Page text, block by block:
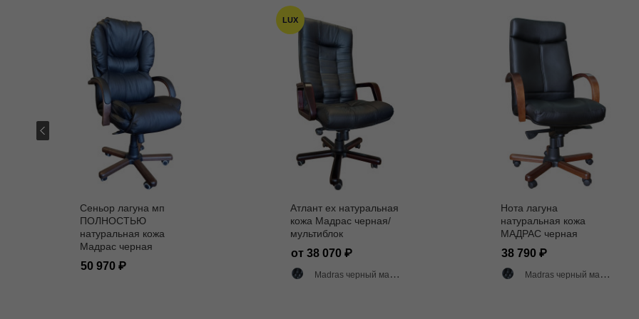
Сеньор лагуна мп
ПОЛНОСТЬЮ
натуральная кожа
Мадрас черная
50 970
LUX
Атлант ех натуральная
кожа Мадрас черная/
мультиблок
от 38 070
Madras черный матовый
Нота лагуна
натуральная кожа
МАДРАС черная
38 790
Madras черный матовый